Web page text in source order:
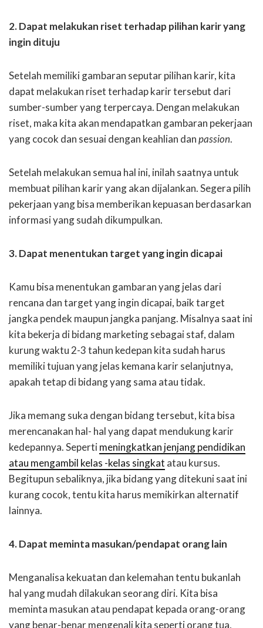
2. Dapat melakukan riset terhadap pilihan karir yang
ingin dituju
Setelah memiliki gambaran seputar pilihan karir, kita
dapat melakukan riset terhadap karir tersebut dari
sumber-sumber yang terpercaya. Dengan melakukan
riset, maka kita akan mendapatkan gambaran pekerjaan
yang cocok dan sesuai dengan keahlian danpassion.
Setelah melakukan semua hal ini, inilah saatnya untuk
membuat pilihan karir yang akan dijalankan. Segera pilih
pekerjaan yang bisa memberikan kepuasan berdasarkan
informasi yang sudah dikumpulkan.
3. Dapat menentukan target yang ingin dicapai
Kamu bisa menentukan gambaran yang jelas dari
rencana dan target yang ingin dicapai, baik target
jangka pendek maupun jangka panjang. Misalnya saat ini
kita bekerja di bidang marketing sebagai staf, dalam
kurung waktu 2-3 tahun kedepan kita sudah harus
memiliki tujuan yang jelas kemana karir selanjutnya,
apakah tetap di bidang yang sama atau tidak.
Jika memang suka dengan bidang tersebut, kita bisa
merencanakan hal- hal yang dapat mendukung karir
kedepannya. Sepertimeningkatkan jenjang pendidikan
atau mengambil kelas -kelas singkat atau kursus.
Begitupun sebaliknya, jika bidang yang ditekuni saat ini
kurang cocok, tentu kita harus memikirkan alternatif
lainnya.
4. Dapat meminta masukan/pendapat orang lain
Menganalisa kekuatan dan kelemahan tentu bukanlah
hal yang mudah dilakukan seorang diri. Kita bisa
meminta masukan atau pendapat kepada orang-orang
yang benar-benar mengenali kita seperti orang tua,